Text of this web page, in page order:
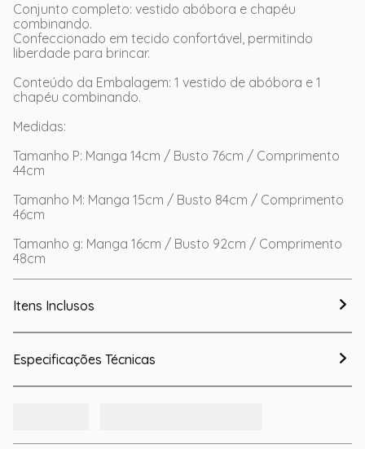
Conjunto completo: vestido abóbora e chapéu
combinando.
Confeccionado em tecido confortável, permitindo
liberdade para brincar.
Conteúdo da Embalagem: 1 vestido de abóbora e 1
chapéu combinando.
Medidas:
Tamanho P: Manga 14cm / Busto 76cm / Comprimento
44cm
Tamanho M: Manga 15cm / Busto 84cm / Comprimento
46cm
Tamanho g: Manga 16cm / Busto 92cm / Comprimento
48cm
Itens Inclusos
Especificações Técnicas